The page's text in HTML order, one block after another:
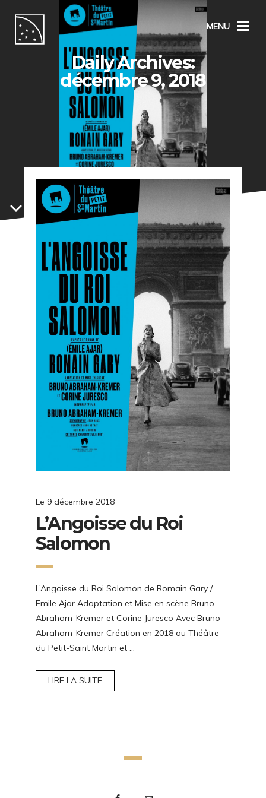
MENU
Daily Archives:
décembre 9, 2018
Le 9 décembre 2018
L’Angoisse du Roi
Salomon
L’Angoisse du Roi Salomon de Romain Gary /
Emile Ajar Adaptation et Mise en scène Bruno
Abraham-Kremer et Corine Juresco Avec Bruno
Abraham-Kremer Création en 2018 au Théâtre
du Petit-Saint Martin et …
LIRE LA SUITE